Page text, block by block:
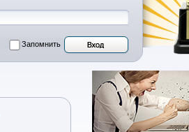
Запомнить